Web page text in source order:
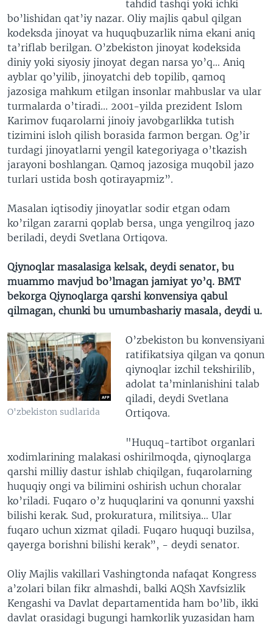
tahdid tashqi yoki ichki
bo’lishidan qat’iy nazar. Oliy majlis qabul qilgan
kodeksda jinoyat va huquqbuzarlik nima ekani aniq
ta’riflab berilgan. O’zbekiston jinoyat kodeksida
diniy yoki siyosiy jinoyat degan narsa yo’q… Aniq
ayblar qo’yilib, jinoyatchi deb topilib, qamoq
jazosiga mahkum etilgan insonlar mahbuslar va ular
turmalarda o’tiradi... 2001-yilda prezident Islom
Karimov fuqarolarni jinoiy javobgarlikka tutish
tizimini isloh qilish borasida farmon bergan. Og’ir
turdagi jinoyatlarni yengil kategoriyaga o’tkazish
jarayoni boshlangan. Qamoq jazosiga muqobil jazo
turlari ustida bosh qotirayapmiz”.
Masalan iqtisodiy jinoyatlar sodir etgan odam
ko’rilgan zararni qoplab bersa, unga yengilroq jazo
beriladi, deydi Svetlana Ortiqova.
Qiynoqlar masalasiga kelsak, deydi senator, bu
muammo mavjud bo’lmagan jamiyat yo’q. BMT
bekorga Qiynoqlarga qarshi konvensiya qabul
qilmagan, chunki bu umumbashariy masala, deydi u.
O'zbekiston sudlarida
O’zbekiston bu konvensiyani
ratifikatsiya qilgan va qonun
qiynoqlar izchil tekshirilib,
adolat ta’minlanishini talab
qiladi, deydi Svetlana
Ortiqova.
"Huquq-tartibot organlari
xodimlarining malakasi oshirilmoqda, qiynoqlarga
qarshi milliy dastur ishlab chiqilgan, fuqarolarning
huquqiy ongi va bilimini oshirish uchun choralar
ko’riladi. Fuqaro o’z huquqlarini va qonunni yaxshi
bilishi kerak. Sud, prokuratura, militsiya… Ular
fuqaro uchun xizmat qiladi. Fuqaro huquqi buzilsa,
qayerga borishni bilishi kerak”, - deydi senator.
Oliy Majlis vakillari Vashingtonda nafaqat Kongress
a’zolari bilan fikr almashdi, balki AQSh Xavfsizlik
Kengashi va Davlat departamentida ham bo’lib, ikki
davlat orasidagi bugungi hamkorlik yuzasidan ham